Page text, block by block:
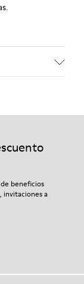
beneficios
invitaciones a